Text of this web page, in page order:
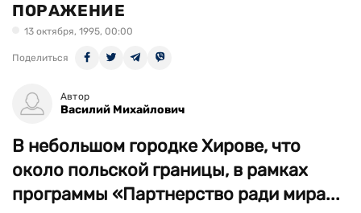
ПОРАЖЕНИЕ
13 октября, 1995, 00:00
Поделиться
Автор
Василий Михайлович
В небольшом городке Хирове, что
около польской границы, в рамках
программы «Партнерство ради мира...